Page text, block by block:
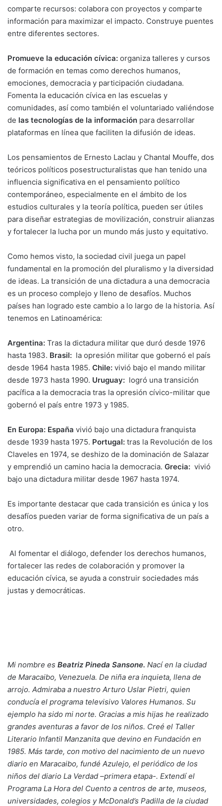
comparte recursos: colabora con proyectos y comparte
información para maximizar el impacto. Construye puentes
entre diferentes sectores.
Promueve la educación cívica: organiza talleres y cursos
de formación en temas como derechos humanos,
emociones, democracia y participación ciudadana.
Fomenta la educación cívica en las escuelas y
comunidades, así como también el voluntariado valiéndose
de las tecnologías de la información para desarrollar
plataformas en línea que faciliten la difusión de ideas.
Los pensamientos de Ernesto Laclau y Chantal Mouffe, dos
teóricos políticos posestructuralistas que han tenido una
influencia significativa en el pensamiento político
contemporáneo, especialmente en el ámbito de los
estudios culturales y la teoría política, pueden ser útiles
para diseñar estrategias de movilización, construir alianzas
y fortalecer la lucha por un mundo más justo y equitativo.
Como hemos visto, la sociedad civil juega un papel
fundamental en la promoción del pluralismo y la diversidad
de ideas. La transición de una dictadura a una democracia
es un proceso complejo y lleno de desafíos. Muchos
países han logrado este cambio a lo largo de la historia. Así
tenemos en Latinoamérica:
Argentina: Tras la dictadura militar que duró desde 1976
hasta 1983. Brasil: la opresión militar que gobernó el país
desde 1964 hasta 1985. Chile: vivió bajo el mando militar
desde 1973 hasta 1990. Uruguay: logró una transición
pacífica a la democracia tras la opresión cívico-militar que
gobernó el país entre 1973 y 1985.
En Europa: España vivió bajo una dictadura franquista
desde 1939 hasta 1975. Portugal: tras la Revolución de los
Claveles en 1974, se deshizo de la dominación de Salazar
y emprendió un camino hacia la democracia. Grecia: vivió
bajo una dictadura militar desde 1967 hasta 1974.
Es importante destacar que cada transición es única y los
desafíos pueden variar de forma significativa de un país a
otro.
Al fomentar el diálogo, defender los derechos humanos,
fortalecer las redes de colaboración y promover la
educación cívica, se ayuda a construir sociedades más
justas y democráticas.
Mi nombre es Beatriz Pineda Sansone. Nací en la ciudad
de Maracaibo, Venezuela. De niña era inquieta, llena de
arrojo. Admiraba a nuestro Arturo Uslar Pietri, quien
conducía el programa televisivo Valores Humanos. Su
ejemplo ha sido mi norte. Gracias a mis hijas he realizado
grandes aventuras a favor de los niños. Creé el Taller
Literario Infantil Manzanita que devino en Fundación en
1985. Más tarde, con motivo del nacimiento de un nuevo
diario en Maracaibo, fundé Azulejo, el periódico de los
niños del diario La Verdad –primera etapa-. Extendí el
Programa La Hora del Cuento a centros de arte, museos,
universidades, colegios y McDonald’s Padilla de la ciudad